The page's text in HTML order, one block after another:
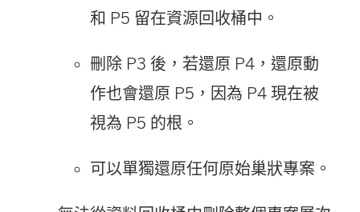
和 P5 留在資源回收桶中。
刪除 P3 後，若還原 P4，還原動
作也會還原 P5，因為 P4 現在被
視為 P5 的根。
可以單獨還原任何原始巢狀專案。